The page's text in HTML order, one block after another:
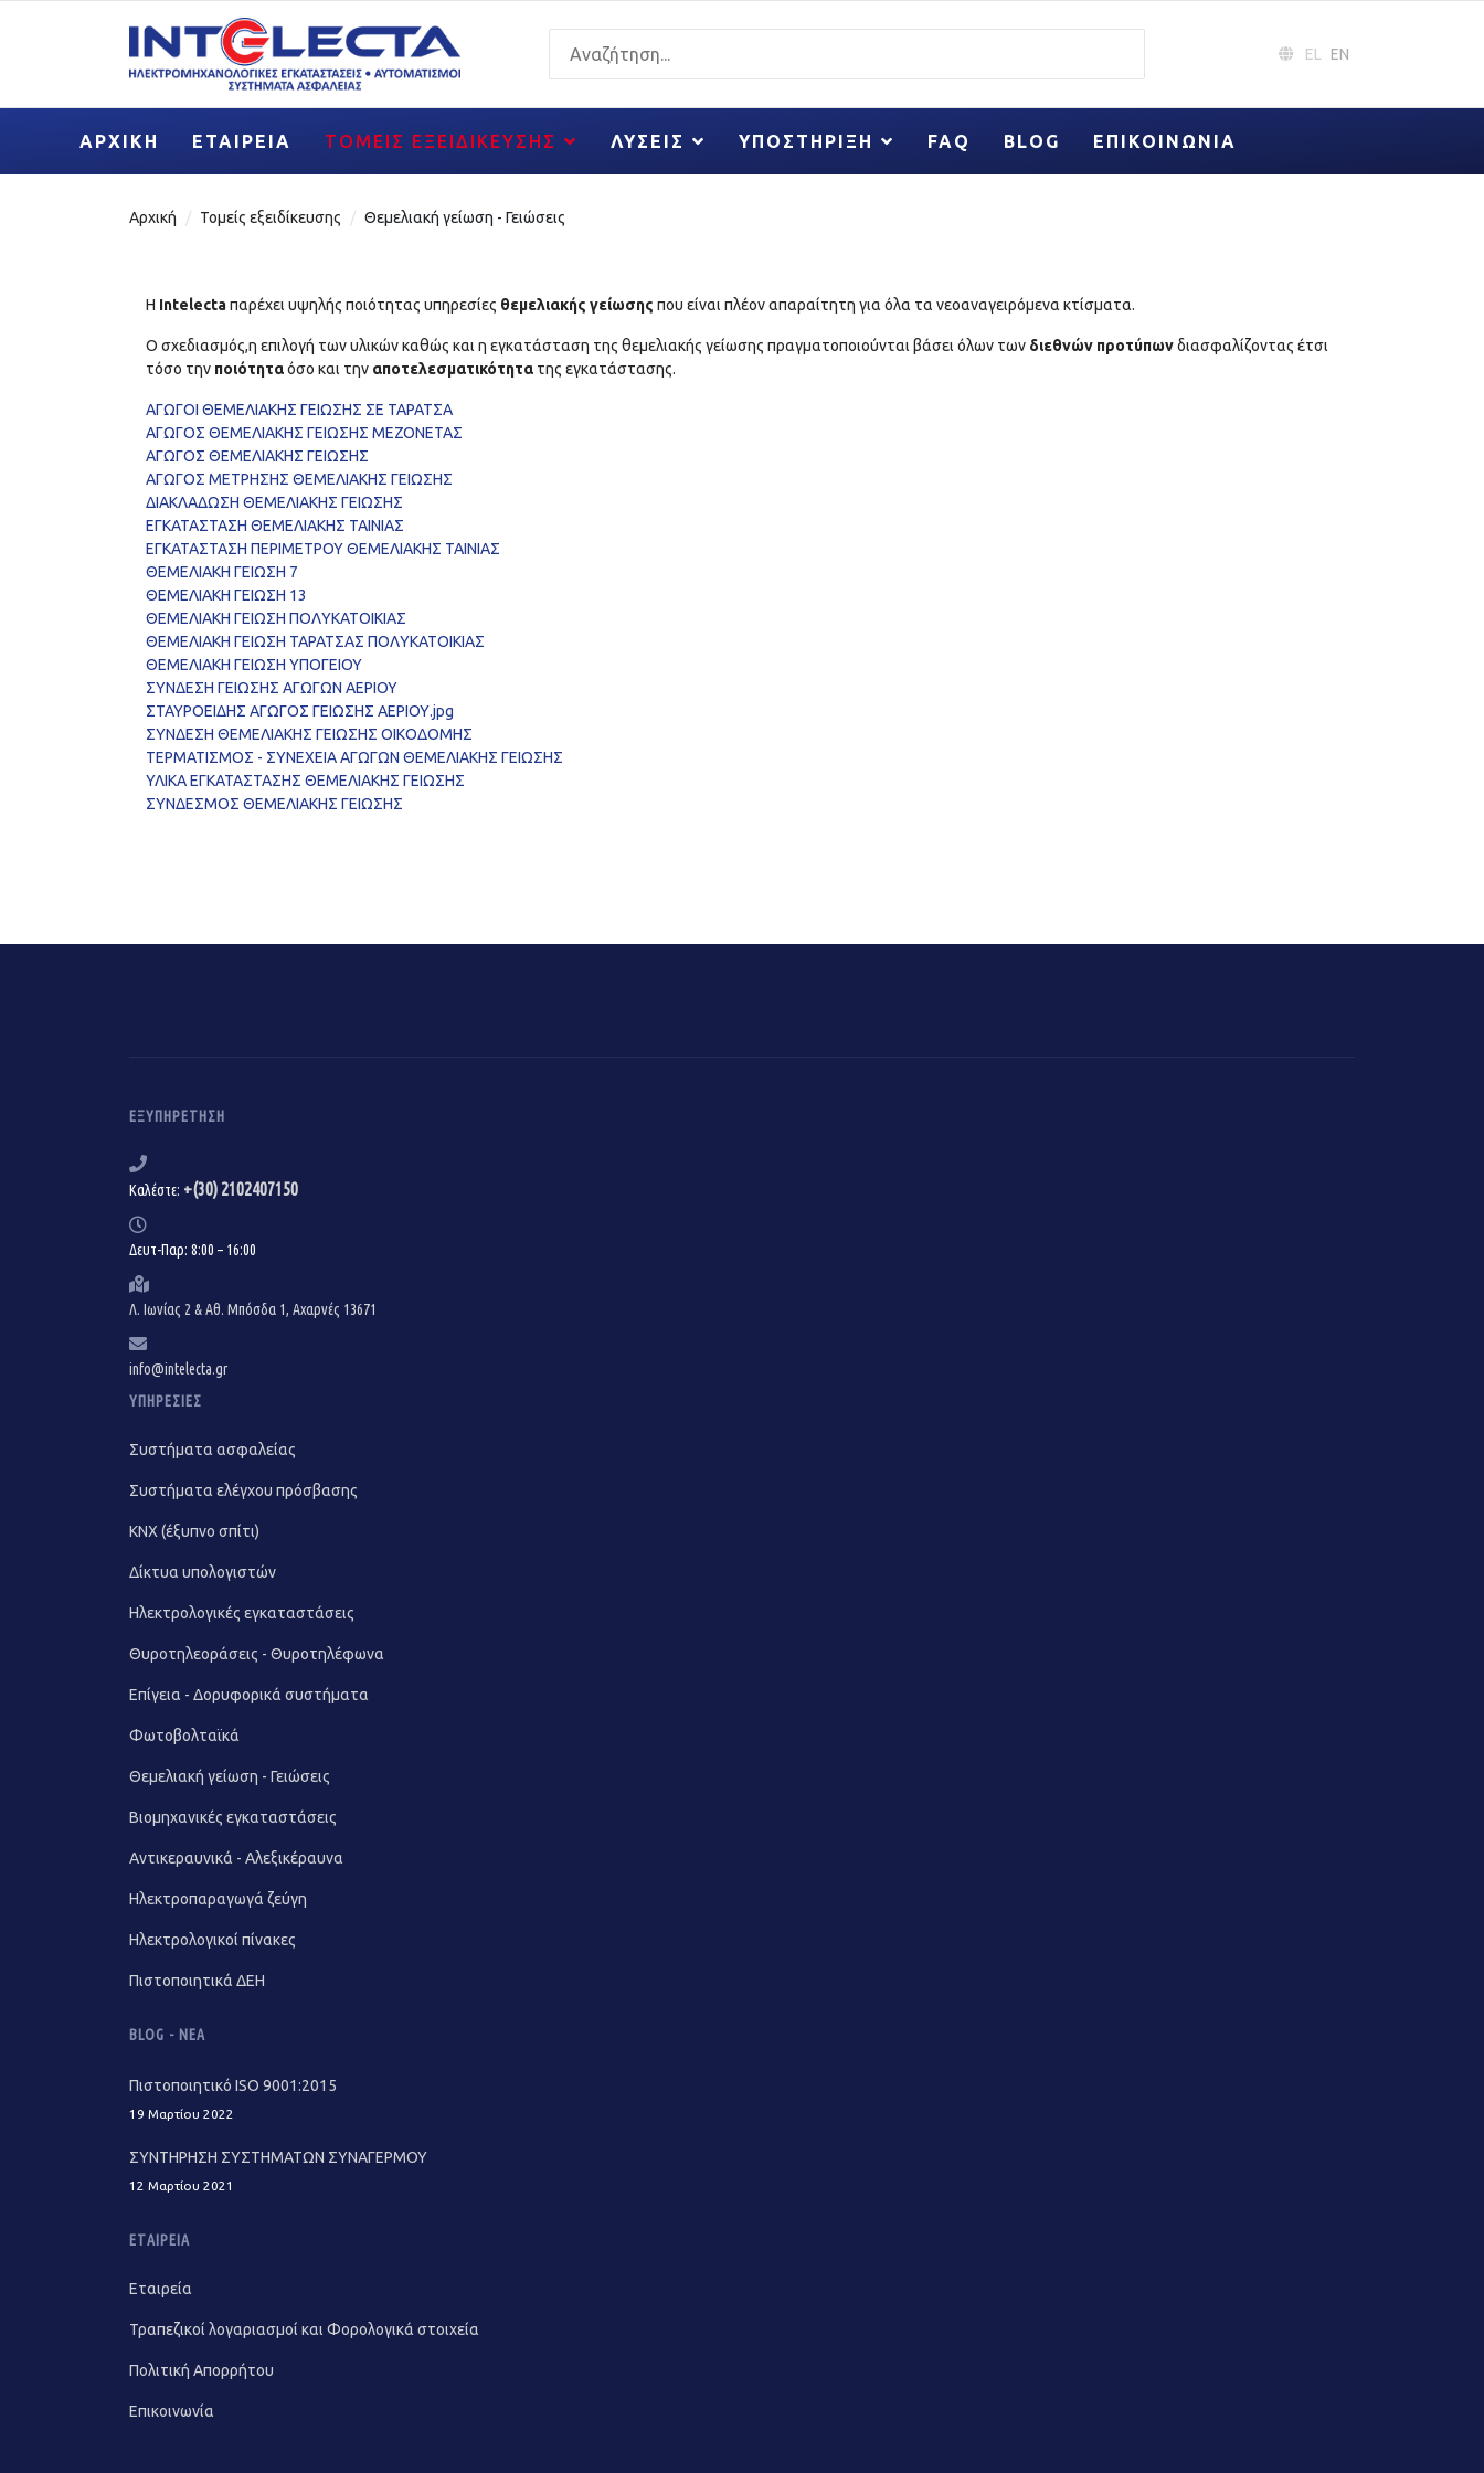
EL EN
ΑΡΧΙΚΉ ΕΤΑΙΡΕΊΑ ΤΟΜΕΊΣ ΕΞΕΙΔΊΚΕΥΣΗΣ ΛΎΣΕΙΣ ΥΠΟΣΤΉΡΙΞΗ FAQ BLOG ΕΠΙΚΟΙΝΩΝΊΑ
Αρχική Τομείς εξειδίκευσης Θεμελιακή γείωση - Γειώσεις
Η Intelectaπαρέχει υψηλής ποιότητας υπηρεσίες θεμελιακής γείωσης που είναι πλέον απαραίτητη για όλα τα νεοαναγειρόμενα κτίσματα.
Ο σχεδιασμός,η επιλογή των υλικών καθώς και η εγκατάσταση της θεμελιακής γείωσης πραγματοποιούνται βάσει όλων των διεθνών προτύπωνδιασφαλίζοντας έτσι
τόσο την ποιότηταόσο και την αποτελεσματικότητα της εγκατάστασης.
ΑΓΩΓΟΙ ΘΕΜΕΛΙΑΚΗΣ ΓΕΙΩΣΗΣ ΣΕ ΤΑΡΑΤΣΑ
ΑΓΩΓΟΣ ΘΕΜΕΛΙΑΚΗΣ ΓΕΙΩΣΗΣ ΜΕΖΟΝΕΤΑΣ
ΑΓΩΓΟΣ ΘΕΜΕΛΙΑΚΗΣ ΓΕΙΩΣΗΣ
ΑΓΩΓΟΣ ΜΕΤΡΗΣΗΣ ΘΕΜΕΛΙΑΚΗΣ ΓΕΙΩΣΗΣ
ΔΙΑΚΛΑΔΩΣΗ ΘΕΜΕΛΙΑΚΗΣ ΓΕΙΩΣΗΣ
ΕΓΚΑΤΑΣΤΑΣΗ ΘΕΜΕΛΙΑΚΗΣ ΤΑΙΝΙΑΣ
ΕΓΚΑΤΑΣΤΑΣΗ ΠΕΡΙΜΕΤΡΟΥ ΘΕΜΕΛΙΑΚΗΣ ΤΑΙΝΙΑΣ
ΘΕΜΕΛΙΑΚΗ ΓΕΙΩΣΗ 7
ΘΕΜΕΛΙΑΚΗ ΓΕΙΩΣΗ 13
ΘΕΜΕΛΙΑΚΗ ΓΕΙΩΣΗ ΠΟΛΥΚΑΤΟΙΚΙΑΣ
ΘΕΜΕΛΙΑΚΗ ΓΕΙΩΣΗ ΤΑΡΑΤΣΑΣ ΠΟΛΥΚΑΤΟΙΚΙΑΣ
ΘΕΜΕΛΙΑΚΗ ΓΕΙΩΣΗ ΥΠΟΓΕΙΟΥ
ΣΥΝΔΕΣΗ ΓΕΙΩΣΗΣ ΑΓΩΓΩΝ ΑΕΡΙΟΥ
ΣΤΑΥΡΟΕΙΔΗΣ ΑΓΩΓΟΣ ΓΕΙΩΣΗΣ ΑΕΡΙΟΥ.jpg
ΣΥΝΔΕΣΗ ΘΕΜΕΛΙΑΚΗΣ ΓΕΙΩΣΗΣ ΟΙΚΟΔΟΜΗΣ
ΤΕΡΜΑΤΙΣΜΟΣ - ΣΥΝΕΧΕΙΑ ΑΓΩΓΩΝ ΘΕΜΕΛΙΑΚΗΣ ΓΕΙΩΣΗΣ
ΥΛΙΚΑ ΕΓΚΑΤΑΣΤΑΣΗΣ ΘΕΜΕΛΙΑΚΗΣ ΓΕΙΩΣΗΣ
ΣΥΝΔΕΣΜΟΣ ΘΕΜΕΛΙΑΚΗΣ ΓΕΙΩΣΗΣ
ΕΞΥΠΗΡΈΤΗΣΗ
Καλέστε: +(30) 2102407150
Δευτ-Παρ: 8:00 – 16:00
Λ. Ιωνίας 2 & Αθ. Μπόσδα 1, Αχαρνές 13671
info@intelecta.gr
ΥΠΗΡΕΣΊΕΣ
Συστήματα ασφαλείας
Συστήματα ελέγχου πρόσβασης
KNX (έξυπνο σπίτι)
Δίκτυα υπολογιστών
Ηλεκτρολογικές εγκαταστάσεις
Θυροτηλεοράσεις - Θυροτηλέφωνα
Επίγεια - Δορυφορικά συστήματα
Φωτοβολταϊκά
Θεμελιακή γείωση - Γειώσεις
Βιομηχανικές εγκαταστάσεις
Αντικεραυνικά - Αλεξικέραυνα
Ηλεκτροπαραγωγά ζεύγη
Ηλεκτρολογικοί πίνακες
Πιστοποιητικά ΔΕΗ
BLOG - ΝΈΑ
Πιστοποιητικό ISO 9001:2015
19 Μαρτίου 2022
ΣΥΝΤΗΡΗΣΗ ΣΥΣΤΗΜΑΤΩΝ ΣΥΝΑΓΕΡΜΟΥ
12 Μαρτίου 2021
ΕΤΑΙΡΕΊΑ
Εταιρεία
Τραπεζικοί λογαριασμοί και Φορολογικά στοιχεία
Πολιτική Απορρήτου
Επικοινωνία